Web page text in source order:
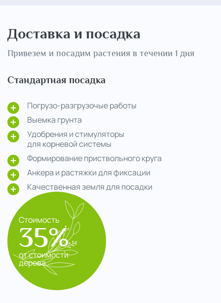
Доставка и посадка
Привезем и посадим растения в течении 1 дня
Стандартная посадка
Погрузо-разгрузочые работы
Выемка грунта
Удобрения и стимуляторы
для корневой системы
Формирование приствольного круга
Анкера и растяжки для фиксации
Качественная земля для посадки
Стоимость
35%
от стоимости
дерева